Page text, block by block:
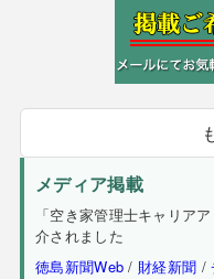
メディア掲載
「空き家管理士キャリア
介されました
徳島新聞Web / 財経新聞 /